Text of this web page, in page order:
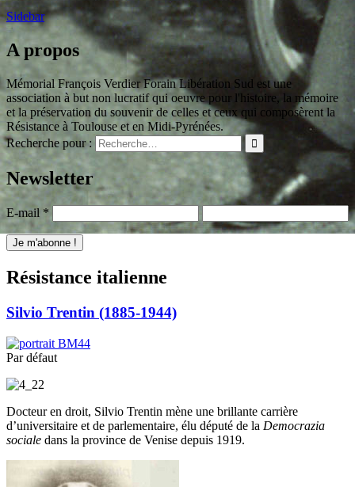
Sidebar
A propos
Mémorial François Verdier Forain Libération Sud est une
association à but non lucratif qui oeuvre pour l'histoire, la mémoire
et la préservation du souvenir de celles et ceux qui composèrent la
Résistance à Toulouse et en Midi-Pyrénées.
Recherche pour :
Newsletter
E-mail *
Résistance italienne
Silvio Trentin (1885-1944)
Par défaut
Docteur en droit, Silvio Trentin mène une brillante carrière
d’universitaire et de parlementaire, élu député de la Democrazia
sociale dans la province de Venise depuis 1919.